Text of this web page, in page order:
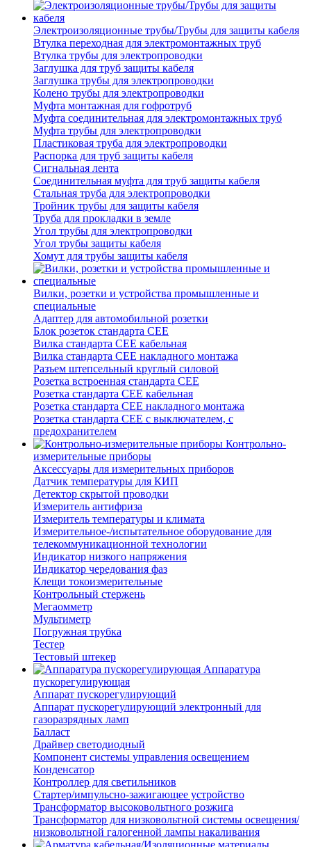
Электроизоляционные трубы/Трубы для защиты кабеля
Втулка переходная для электромонтажных труб
Втулка трубы для электропроводки
Заглушка для труб защиты кабеля
Заглушка трубы для электропроводки
Колено трубы для электропроводки
Муфта монтажная для гофротруб
Муфта соединительная для электромонтажных труб
Муфта трубы для электропроводки
Пластиковая труба для электропроводки
Распорка для труб защиты кабеля
Сигнальная лента
Соединительная муфта для труб защиты кабеля
Стальная труба для электропроводки
Тройник трубы для защиты кабеля
Труба для прокладки в земле
Угол трубы для электропроводки
Угол трубы защиты кабеля
Хомут для трубы защиты кабеля
Вилки, розетки и устройства промышленные и
специальные
Адаптер для автомобильной розетки
Блок розеток стандарта CEE
Вилка стандарта CEE кабельная
Вилка стандарта CEE накладного монтажа
Разъем штепсельный круглый силовой
Розетка встроенная стандарта CEE
Розетка стандарта СЕЕ кабельная
Розетка стандарта СЕЕ накладного монтажа
Розетка стандарта СЕЕ с выключателем, с
предохранителем
Контрольно-
измерительные приборы
Аксессуары для измерительных приборов
Датчик температуры для КИП
Детектор скрытой проводки
Измеритель антифриза
Измеритель температуры и климата
Измерительное-/испытательное оборудование для
телекоммуникационной технологии
Индикатор низкого напряжения
Индикатор чередования фаз
Клещи токоизмерительные
Контрольный стержень
Мегаомметр
Мультиметр
Погружная трубка
Тестер
Тестовый штекер
Аппаратура
пускорегулирующая
Аппарат пускорегулирующий
Аппарат пускорегулирующий электронный для
газоразрядных ламп
Балласт
Драйвер светодиодный
Компонент системы управления освещением
Конденсатор
Контроллер для светильников
Стартер/импульсно-зажигающее устройство
Трансформатор высоковольтного розжига
Трансформатор для низковольтной системы освещения/
низковольтной галогенной лампы накаливания